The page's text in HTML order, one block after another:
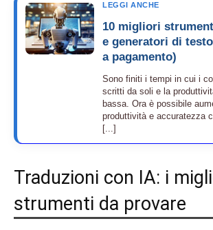
LEGGI ANCHE
10 migliori
e generatori di
a pagamento)
Sono finiti i tempi in cui i
scritti da soli e la
bassa. Ora è possibile
produttività e accuratezza
[...]
Traduzioni con IA: i
strumenti da provare